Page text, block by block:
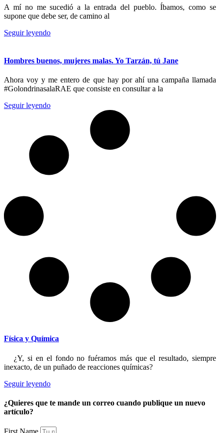
A mí no me sucedió a la entrada del pueblo. Íbamos, como se
supone que debe ser, de camino al
Seguir leyendo
Hombres buenos, mujeres malas. Yo Tarzán, tú Jane
Ahora voy y me entero de que hay por ahí una campaña llamada
#GolondrinasalaRAE que consiste en consultar a la
Seguir leyendo
Física y Química
¿Y, si en el fondo no fuéramos más que el resultado, siempre
inexacto, de un puñado de reacciones químicas?
Seguir leyendo
¿Quieres que te mande un correo cuando publique un nuevo
artículo?